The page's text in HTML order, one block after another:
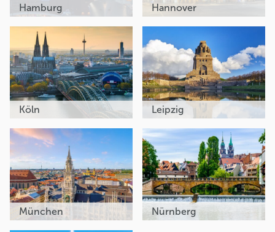
Hamburg Hannover
Köln Leipzig
München Nürnberg